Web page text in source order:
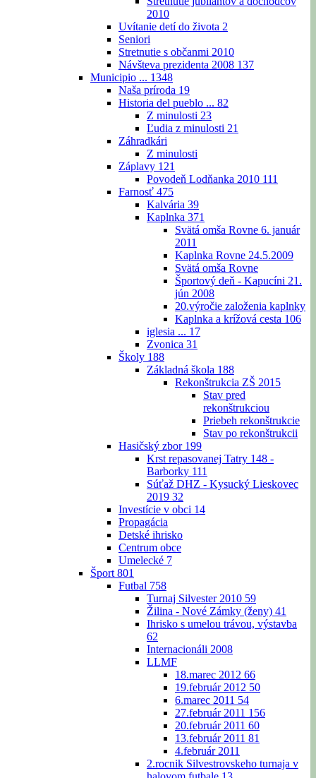
2010
Uvítanie detí do života 2
Seniori
Stretnutie s občanmi 2010
Návšteva prezidenta 2008 137
Municipio ... 1348
Naša príroda 19
Historia del pueblo ... 82
Z minulosti 23
Ľudia z minulosti 21
Záhradkári
Z minulosti
Záplavy 121
Povodeň Lodňanka 2010 111
Farnosť 475
Kalvária 39
Kaplnka 371
Svätá omša Rovne 6. január
2011
Kaplnka Rovne 24.5.2009
Svätá omša Rovne
Športový deň - Kapucíni 21.
jún 2008
20.výročie založenia kaplnky
Kaplnka a krížová cesta 106
iglesia ... 17
Zvonica 31
Školy 188
Základná škola 188
Rekonštrukcia ZŠ 2015
Stav pred
rekonštrukciou
Priebeh rekonštrukcie
Stav po rekonštrukcii
Hasičský zbor 199
Krst repasovanej Tatry 148 -
Barborky 111
Súťaž DHZ - Kysucký Lieskovec
2019 32
Investície v obci 14
Propagácia
Detské ihrisko
Centrum obce
Umelecké 7
Šport 801
Futbal 758
Turnaj Silvester 2010 59
Žilina - Nové Zámky (ženy) 41
Ihrisko s umelou trávou, výstavba
62
Internacionáli 2008
LLMF
18.marec 2012 66
19.február 2012 50
6.marec 2011 54
27.február 2011 156
20.február 2011 60
13.február 2011 81
4.február 2011
2.rocnik Silvestrovskeho turnaja v